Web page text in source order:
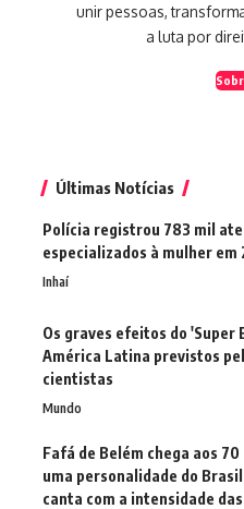
unir pessoas,
a luta por
Últimas Notícias
Polícia registrou 783 mil
especializados à mulher em
Inhaí
Os graves efeitos do 'Super
América Latina previstos
cientistas
Mundo
Fafá de Belém chega aos 70
uma personalidade do
canta com a intensidade